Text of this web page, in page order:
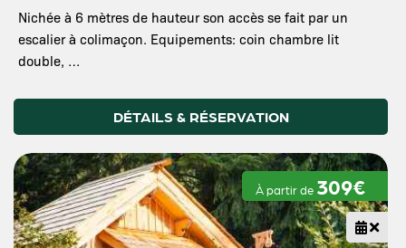
Nichée à 6 mètres de hauteur son accès se fait par un
escalier à colimaçon. Equipements: coin chambre lit
double, …
DÉTAILS & RÉSERVATION
À partir de 309€